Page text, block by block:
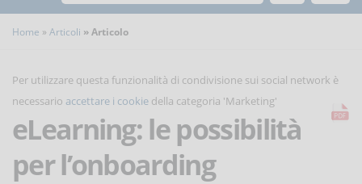
Home Articoli Articolo
Per utilizzare questa funzionalità di condivisione sui social network è
necessario accettare i cookie della categoria 'Marketing'
eLearning: le possibilità
per l’onboarding